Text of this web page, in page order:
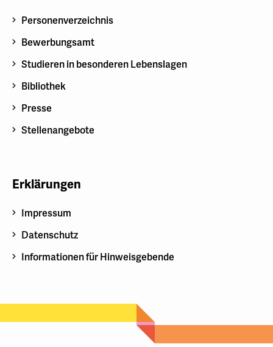
Personenverzeichnis
Bewerbungsamt
Studieren in besonderen Lebenslagen
Bibliothek
Presse
Stellenangebote
Erklärungen
Impressum
Datenschutz
Informationen für Hinweisgebende